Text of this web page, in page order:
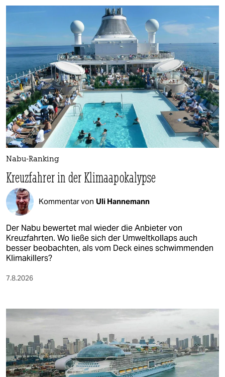
Nabu-Ranking
Kreuzfahrer in der Klimaapokalypse
Kommentar von Uli Hannemann
Der Nabu bewertet mal wieder die Anbieter von
Kreuzfahrten. Wo ließe sich der Umweltkollaps auch
besser beobachten, als vom Deck eines schwimmenden
Klimakillers?
7.8.2026